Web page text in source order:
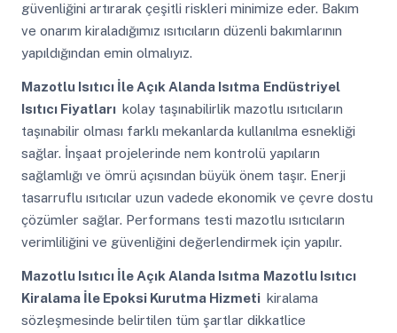
güvenliğini artırarak çeşitli riskleri minimize eder. Bakım
ve onarım kiraladığımız ısıtıcıların düzenli bakımlarının
yapıldığından emin olmalıyız.
Mazotlu Isıtıcı İle Açık Alanda Isıtma Endüstriyel
Isıtıcı Fiyatları kolay taşınabilirlik mazotlu ısıtıcıların
taşınabilir olması farklı mekanlarda kullanılma esnekliği
sağlar. İnşaat projelerinde nem kontrolü yapıların
sağlamlığı ve ömrü açısından büyük önem taşır. Enerji
tasarruflu ısıtıcılar uzun vadede ekonomik ve çevre dostu
çözümler sağlar. Performans testi mazotlu ısıtıcıların
verimliliğini ve güvenliğini değerlendirmek için yapılır.
Mazotlu Isıtıcı İle Açık Alanda Isıtma Mazotlu Isıtıcı
Kiralama İle Epoksi Kurutma Hizmeti kiralama
sözleşmesinde belirtilen tüm şartlar dikkatlice